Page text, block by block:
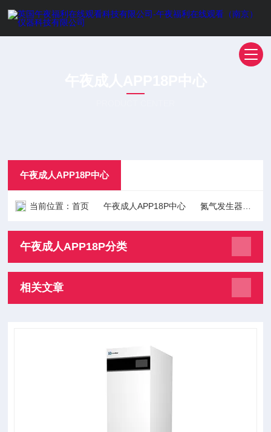
午夜成人APP18P中心
当前位置：首页 午夜成人APP18P中心 氮气发生器
午夜成人APP18P分类
相关文章